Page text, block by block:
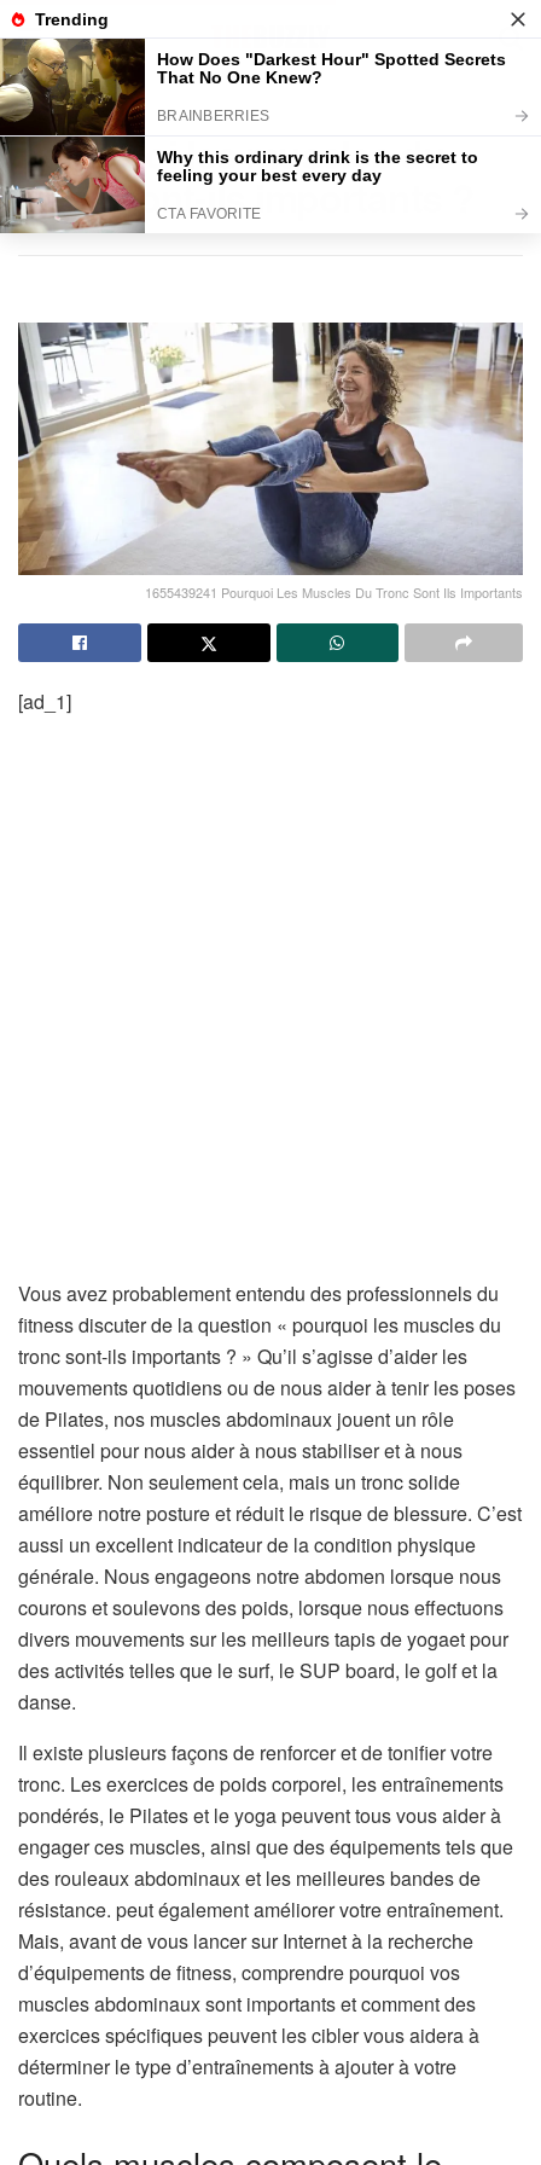
Home Nouvelles Science
Pourquoi les muscles du
tronc sont-ils importants ?
1655439241 Pourquoi Les Muscles Du Tronc Sont Ils Importants
[ad_1]
Vous avez probablement entendu des professionnels du
fitness discuter de la question « pourquoi les muscles du
tronc sont-ils importants ? » Qu’il s’agisse d’aider les
mouvements quotidiens ou de nous aider à tenir les poses
de Pilates, nos muscles abdominaux jouent un rôle
essentiel pour nous aider à nous stabiliser et à nous
équilibrer. Non seulement cela, mais un tronc solide
améliore notre posture et réduit le risque de blessure. C’est
aussi un excellent indicateur de la condition physique
générale. Nous engageons notre abdomen lorsque nous
courons et soulevons des poids, lorsque nous effectuons
divers mouvements sur les meilleurs tapis de yoga(
s
u
v
r
e
d
a
n
s
u
n
n
et pour
des activités telles que le surf, le SUP board, le golf et la
danse.
Il existe plusieurs façons de renforcer et de tonifier votre
tronc. Les exercices de poids corporel, les entraînements
pondérés, le Pilates et le yoga peuvent tous vous aider à
engager ces muscles, ainsi que des équipements tels que
des rouleaux abdominaux et les meilleures bandes de
résistance.
s
’
o
u
v
peut également améliorer votre entraînement.
Mais, avant de vous lancer sur Internet à la recherche
d’équipements de fitness, comprendre pourquoi vos
muscles abdominaux sont importants et comment des
exercices spécifiques peuvent les cibler vous aidera à
déterminer le type d’entraînements à ajouter à votre
routine.